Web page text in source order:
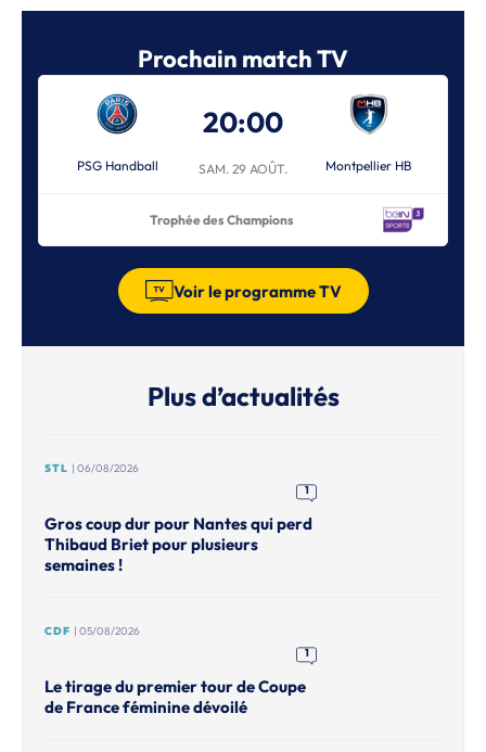
Prochain match TV
PSG Handball
20:00
SAM. 29 AOÛT. Montpellier HB
Trophée des Champions
Voir le programme TV
Plus d’actualités
STL | 06/08/2026
1
Gros coup dur pour Nantes qui perd
Thibaud Briet pour plusieurs
semaines !
CDF | 05/08/2026
1
Le tirage du premier tour de Coupe
de France féminine dévoilé